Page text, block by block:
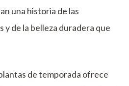
una historia de las
y de la belleza duradera que
de temporada ofrece